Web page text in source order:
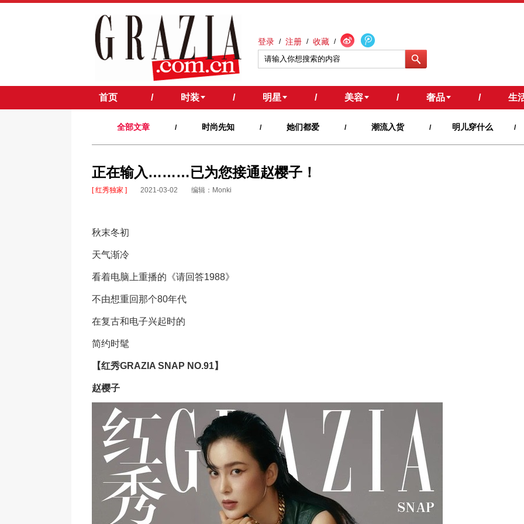
登录 / 注册 / 收藏 /
首页 / 时装 / 明星 / 美容 / 奢品 / 生
全部文章 / 时尚先知 / 她们都爱 / 潮流入货 / 明儿穿什么 /
正在输入………已为您接通赵樱子！
[ 红秀独家 ] 2021-03-02 编辑：Monki
秋末冬初
天气渐冷
看着电脑上重播的《请回答1988》
不由想重回那个80年代
在复古和电子兴起时的
简约时髦
【红秀GRAZIA SNAP NO.91】
赵樱子